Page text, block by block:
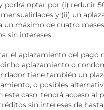
podrá optar por (i) reducir
y (ii) un
un máximo de cuatro
sin intereses.
el aplazamiento del pago
aplazamiento o
tiene también un
o posibles
caso, tendrá acceso al
sin intereses de